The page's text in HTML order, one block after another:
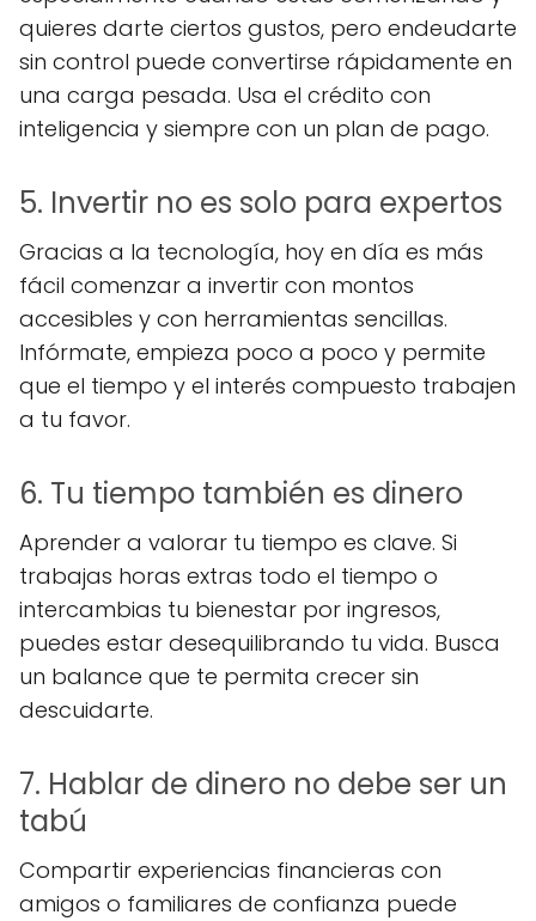
quieres darte ciertos gustos, pero endeudarte
sin control puede convertirse rápidamente en
una carga pesada. Usa el crédito con
inteligencia y siempre con un plan de pago.
5. Invertir no es solo para expertos
Gracias a la tecnología, hoy en día es más
fácil comenzar a invertir con montos
accesibles y con herramientas sencillas.
Infórmate, empieza poco a poco y permite
que el tiempo y el interés compuesto trabajen
a tu favor.
6. Tu tiempo también es dinero
Aprender a valorar tu tiempo es clave. Si
trabajas horas extras todo el tiempo o
intercambias tu bienestar por ingresos,
puedes estar desequilibrando tu vida. Busca
un balance que te permita crecer sin
descuidarte.
7. Hablar de dinero no debe ser un
tabú
Compartir experiencias financieras con
amigos o familiares de confianza puede